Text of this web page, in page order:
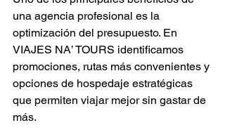
una agencia profesional es la
optimización del presupuesto. En
VIAJES NA’ TOURS identificamos
promociones, rutas más convenientes y
opciones de hospedaje estratégicas
que permiten viajar mejor sin gastar de
más.